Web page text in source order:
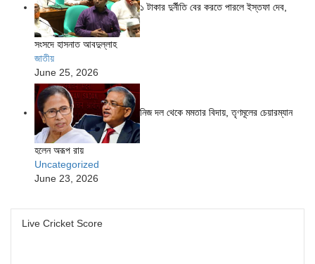
১ টাকার দুর্নীতি বের করতে পারলে ইস্তফা দেব,
সংসদে হাসনাত আবদুল্লাহ
জাতীয়
June 25, 2026
নিজ দল থেকে মমতার বিদায়, তৃণমূলের চেয়ারম্যান
হলেন অরূপ রায়
Uncategorized
June 23, 2026
Live Cricket Score